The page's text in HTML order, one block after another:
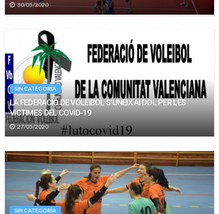
30/05/2020
SIN CATEGORÍA
LA FEDERACIÓ DE VOLEIBOL S’UNEIX Al DOL PER LES
VíCTIMES DEL COVID-19
27/05/2020
SIN CATEGORÍA